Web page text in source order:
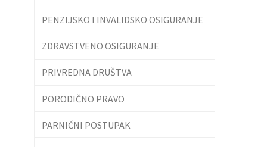
PENZIJSKO I INVALIDSKO OSIGURANJE
ZDRAVSTVENO OSIGURANJE
PRIVREDNA DRUŠTVA
PORODIČNO PRAVO
PARNIČNI POSTUPAK